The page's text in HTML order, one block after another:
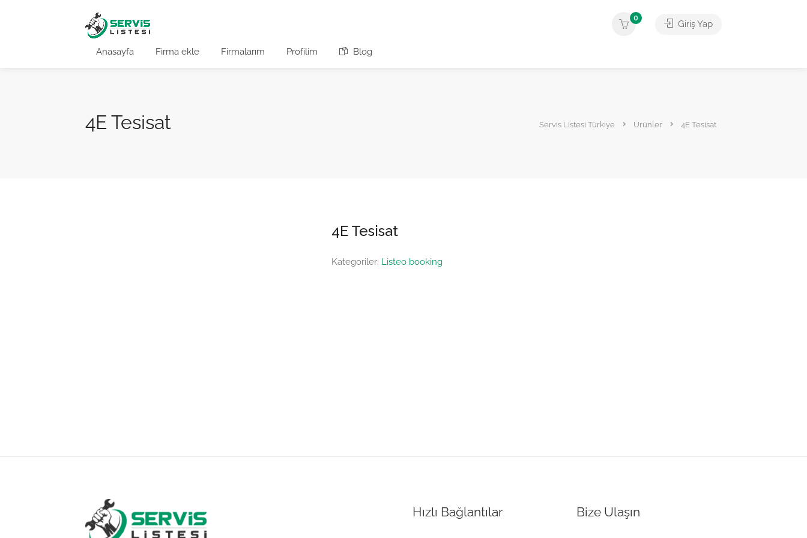
Anasayfa Firma ekle Firmalarım Profilim Blog
0
Giriş Yap
4E Tesisat Servis Listesi Türkiye Ürünler 4E Tesisat
4E Tesisat
Kategoriler: Listeo booking
Hızlı Bağlantılar Bize Ulaşın